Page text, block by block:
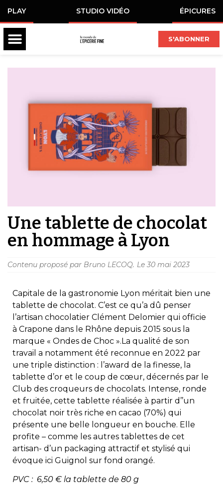
PLAY STUDIO VIDÉO ÉPICURES
S'ABONNER
Une tablette de chocolat
en hommage à Lyon
Contenu proposé par Bruno LECOQ. Le 30 mai 2023
Capitale de la gastronomie Lyon méritait bien une
tablette de chocolat. C’est ce qu’a dû penser
l’artisan chocolatier Clément Delomier qui officie
à Crapone dans le Rhône depuis 2015 sous la
marque « Ondes de Choc ».La qualité de son
travail a notamment été reconnue en 2022 par
une triple distinction : l’award de la finesse, la
tablette d’or et le coup de cœur, décernés par le
Club des croqueurs de chocolats. Intense, ronde
et fruitée, cette tablette réalisée à partir d’’un
chocolat noir très riche en cacao (70%) qui
présente une belle longueur en bouche. Elle
profite – comme les autres tablettes de cet
artisan- d’un packaging attractif et stylisé qui
évoque ici Guignol sur fond orangé.
PVC : 6,50 € la tablette de 80 g